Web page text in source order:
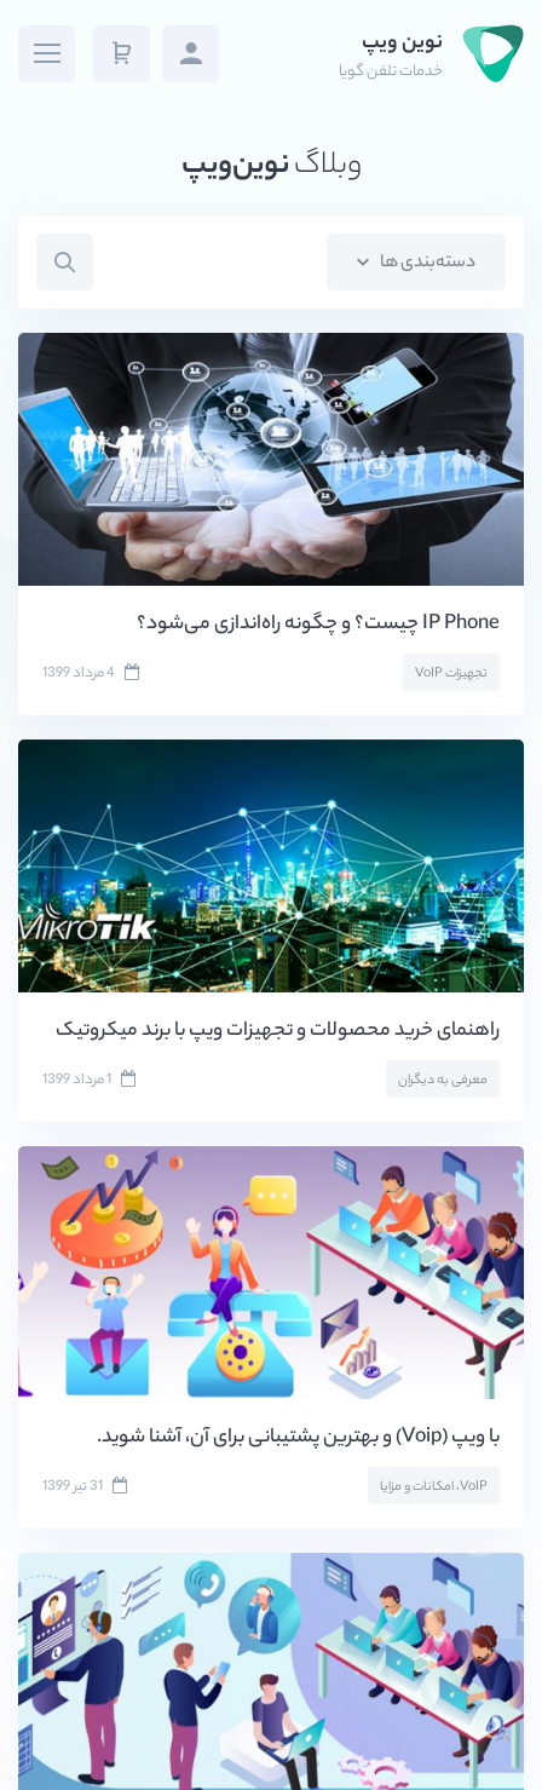
نوین ویپ
خدمات تلفن گویا
وبلاگنوین‌ویپ
دسته‌بندی ها
IP Phone چیست؟ و چگونه راه‌اندازی می‌شود؟
تجهیزات VoIP 4 مرداد 1399
راهنمای خرید محصولات و تجهیزات ویپ با برند میکروتیک
معرفی به دیگران 1 مرداد 1399
با ویپ (Voip) و بهترین پشتیبانی برای آن، آشنا شوید.
VoIP، امکانات و مزایا 31 تیر 1399